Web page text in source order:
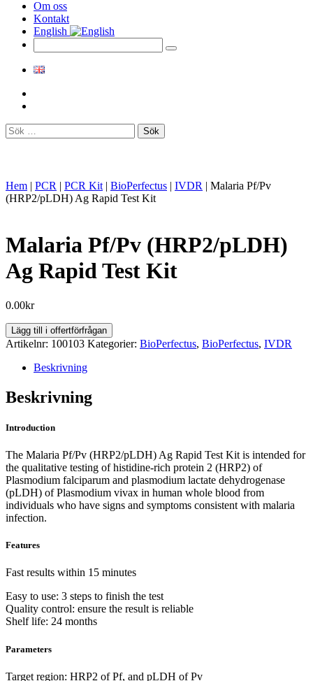
Om oss
Kontakt
English
Sök
efter:
Hem | PCR | PCR Kit | BioPerfectus | IVDR | Malaria Pf/Pv
(HRP2/pLDH) Ag Rapid Test Kit
Malaria Pf/Pv (HRP2/pLDH)
Ag Rapid Test Kit
0.00kr
Malaria
Pf/Pv
Test
Kit
Lägg till i offertförfrågan
Artikelnr: 100103 Kategorier: BioPerfectus, BioPerfectus, IVDR
Beskrivning
Beskrivning
Introduction
The Malaria Pf/Pv (HRP2/pLDH) Ag Rapid Test Kit is intended for
the qualitative testing of histidine-rich protein 2 (HRP2) of
Plasmodium falciparum and plasmodium lactate dehydrogenase
(pLDH) of Plasmodium vivax in human whole blood from
individuals who have signs and symptoms consistent with malaria
infection.
Features
Fast results within 15 minutes
Easy to use: 3 steps to finish the test
Quality control: ensure the result is reliable
Shelf life: 24 months
Parameters
Target region: HRP2 of Pf, and pLDH of Pv